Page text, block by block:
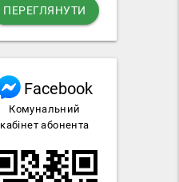
ПЕРЕГЛЯНУТИ
Facebook
Комунальний
кабінет абонента